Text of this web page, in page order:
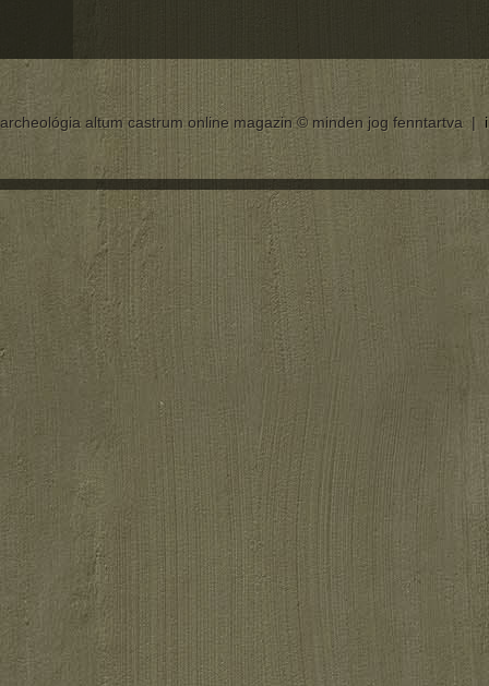
archeológia altum castrum online magazin © minden jog fenntartva |